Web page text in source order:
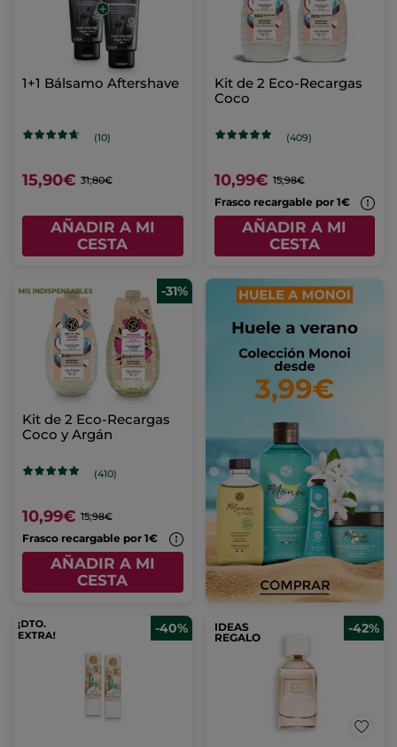
1+1 Bálsamo Aftershave
(10)
15,90€ 31,80€
AÑADIR A MI
CESTA
Kit de 2 Eco-Recargas
Coco
(409)
10,99€ 15,98€
Frasco recargable por 1€
AÑADIR A MI
CESTA
-31%
Kit de 2 Eco-Recargas
Coco y Argán
(410)
10,99€ 15,98€
Frasco recargable por 1€
AÑADIR A MI
CESTA
-40%
IDEAS
REGALO
-42%